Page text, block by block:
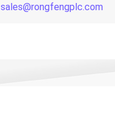
sales@rongfengplc.com